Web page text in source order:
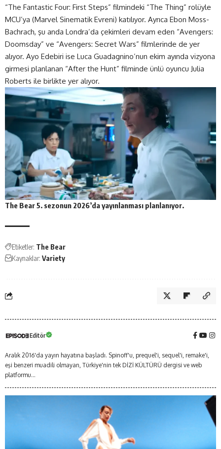
“The Fantastic Four: First Steps” filmindeki “The Thing” rolüyle
MCU’ya (Marvel Sinematik Evreni) katılıyor. Ayrıca Ebon Moss-
Bachrach, şu anda Londra’da çekimleri devam eden “Avengers:
Doomsday” ve “Avengers: Secret Wars” filmlerinde de yer
alıyor. Ayo Edebiri ise Luca Guadagnino’nun ekim ayında vizyona
girmesi planlanan “After the Hunt” filminde ünlü oyuncu Julia
Roberts ile birlikte yer alıyor.
The Bear 5. sezonun 2026’da yayınlanması planlanıyor.
Etiketler: The Bear
Kaynaklar: Variety
Editör
Aralık 2016'da yayın hayatına başladı. Spinoff'u, prequel'i, sequel'i, remake'i,
eşi benzeri muadili olmayan, Türkiye'nin tek DİZİ KÜLTÜRÜ dergisi ve web
platformu...